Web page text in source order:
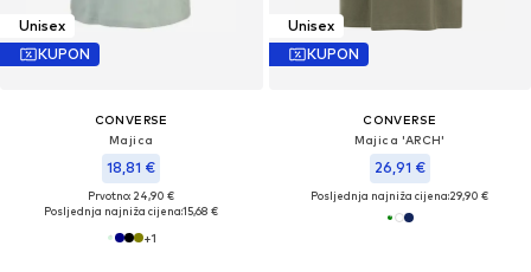
Unisex
KUPON
CONVERSE
Majica
18,81 €
Prvotno: 24,90 €
Posljednja najniža cijena:15,68 €
+1
Unisex
KUPON
CONVERSE
Majica 'ARCH'
26,91 €
Posljednja najniža cijena:29,90 €